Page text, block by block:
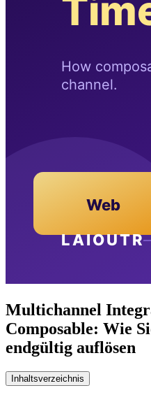
Multichannel
Composable: Wie
endgültig auflösen
Inhaltsverzeichnis